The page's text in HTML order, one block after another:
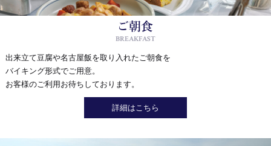
ご朝食
BREAKFAST
出来立て豆腐や名古屋飯を取り入れたご朝食を
バイキング形式でご用意。
お客様のご利用お待ちしております。
詳細はこちら